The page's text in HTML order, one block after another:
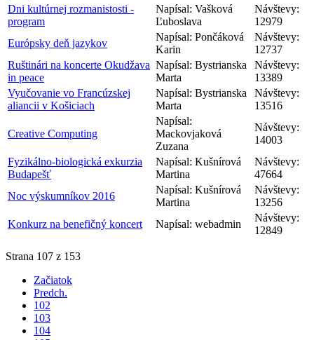
Dni kultúrnej rozmanistosti -
program
Napísal: Vašková
Ľuboslava
Návštevy:
12979
Európsky deň jazykov
Napísal: Pončáková
Karin
Návštevy:
12737
Ruštinári na koncerte Okudžava
in peace
Napísal: Bystrianska
Marta
Návštevy:
13389
Vyučovanie vo Francúzskej
aliancii v Košiciach
Napísal: Bystrianska
Marta
Návštevy:
13516
Creative Computing
Napísal:
Mackovjaková
Zuzana
Návštevy:
14003
Fyzikálno-biologická exkurzia
Budapešť
Napísal: Kušnírová
Martina
Návštevy:
47664
Noc výskumníkov 2016
Napísal: Kušnírová
Martina
Návštevy:
13256
Konkurz na benefičný koncert
Napísal: webadmin
Návštevy:
12849
Strana 107 z 153
Začiatok
Predch.
102
103
104